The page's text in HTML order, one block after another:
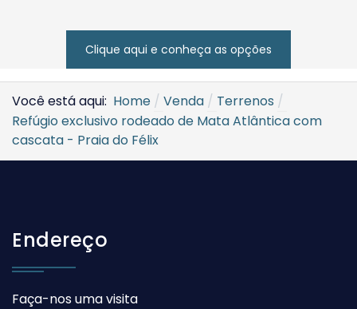
Clique aqui e conheça as opções
Você está aqui: Home Venda
Terrenos
Refúgio exclusivo rodeado de Mata Atlântica com
cascata - Praia do Félix
Endereço
Faça-nos uma visita